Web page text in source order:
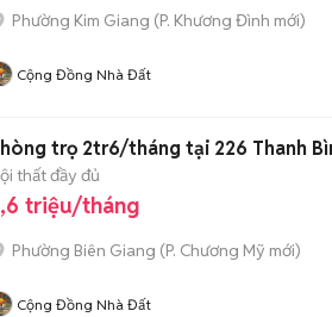
Phường Kim Giang (P. Khương Đình mới)
Cộng Đồng Nhà Đất
trọ 2tr6/tháng tại 226 Thanh
thất đầy đủ
triệu/tháng
Phường Biên Giang (P. Chương Mỹ mới)
Cộng Đồng Nhà Đất